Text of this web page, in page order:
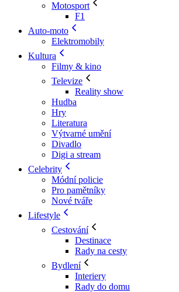
Motosport
F1
Auto-moto
Elektromobily
Kultura
Filmy & kino
Televize
Reality show
Hudba
Hry
Literatura
Výtvarné umění
Divadlo
Digi a stream
Celebrity
Módní policie
Pro pamětníky
Nové tváře
Lifestyle
Cestování
Destinace
Rady na cesty
Bydlení
Interiery
Rady do domu